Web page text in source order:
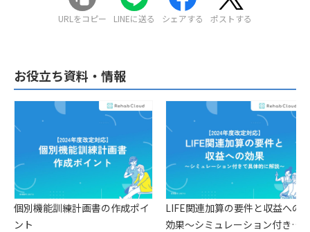
URLをコピー LINEに送る シェアする ポストする
お役立ち資料・情報
個別機能訓練計画書の作成ポイ
ント
LIFE関連加算の要件と収益への
効果〜シミュレーション付きで